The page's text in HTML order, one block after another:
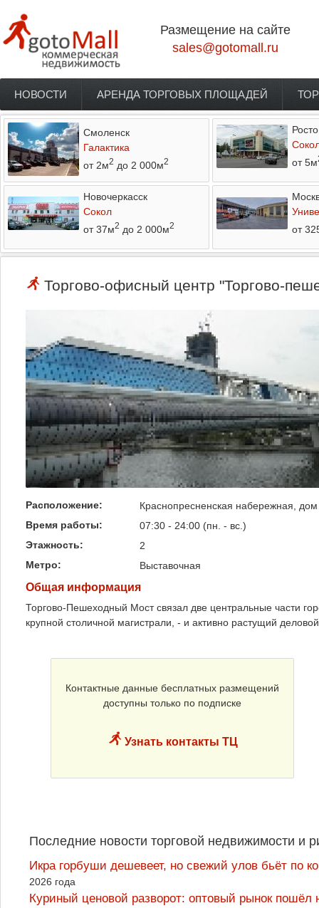
Размещение на сайте
sales@gotomall.ru
Главное меню
НОВОСТИ АРЕНДА ТОРГОВЫХ ПЛОЩАДЕЙ
Смоленск
Галактика
от 2м2 до 2 000м2
от 5м
Новочеркасск
Сокол
от 37м2 до 2 000м2
от
Торгово-офисный центр "Торгово-
Расположение:
Краснопресненская набережная,
Время работы:
07:30 - 24:00 (пн. - вс.)
Этажность:
2
Метро:
Выставочная
Общая информация
Торгово-Пешеходный Мост связал две центральные части
крупной столичной магистрали, - и активно растущий
Контактные данные бесплатных размещений
доступны только по подписке
Узнать контакты ТЦ
Последние новости торговой недвижимости и
Икра горбуши дешевеет, но свежий улов бьёт по
2026 года
Куриный ценовой разворот: оптовый рынок